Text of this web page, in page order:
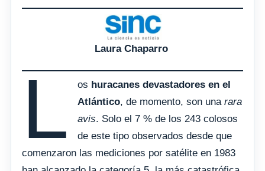
Laura Chaparro
L os huracanes devastadores en el
Atlántico, de momento, son unarara
avis. Solo el 7 % de los 243 colosos
de este tipo observados desde que
comenzaron las mediciones por satélite en 1983